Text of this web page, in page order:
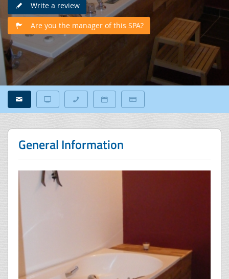
Write a review
Are you the manager of this SPA?
General Information